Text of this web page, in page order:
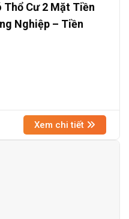
Thổ Cư 2 Mặt Tiền
Nghiệp – Tiền
Xem chi tiết